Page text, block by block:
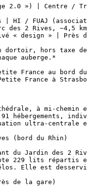
2.0 ») | Centre /
| HI / FUAJ
des 2 Rives, ~4,5
« design » | Près
hors taxe de
auberge.*
France au bord
France à
à mi-
91 hébergements,
ultra-
(bord du Rhin)
du Jardin des 2
229 lits répartis
Elle est
de la gare)